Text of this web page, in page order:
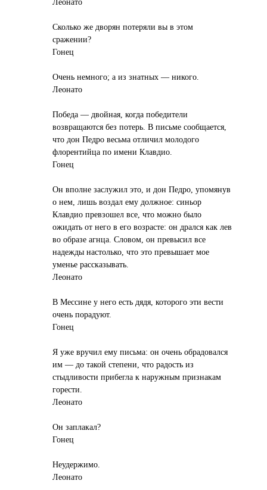
Леонато
Сколько же дворян потеряли вы в этом
сражении?
Гонец
Очень немного; а из знатных — никого.
Леонато
Победа — двойная, когда победители
возвращаются без потерь. В письме сообщается,
что дон Педро весьма отличил молодого
флорентийца по имени Клавдио.
Гонец
Он вполне заслужил это, и дон Педро, упомянув
о нем, лишь воздал ему должное: синьор
Клавдио превзошел все, что можно было
ожидать от него в его возрасте: он дрался как лев
во образе агнца. Словом, он превысил все
надежды настолько, что это превышает мое
уменье рассказывать.
Леонато
В Мессине у него есть дядя, которого эти вести
очень порадуют.
Гонец
Я уже вручил ему письма: он очень обрадовался
им — до такой степени, что радость из
стыдливости прибегла к наружным признакам
горести.
Леонато
Он заплакал?
Гонец
Неудержимо.
Леонато